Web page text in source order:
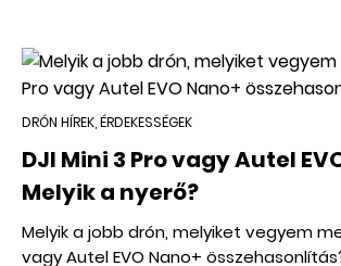
DRÓN HÍREK, ÉRDEKESSÉGEK
DJI Mini 3 Pro vagy Autel
Melyik a nyerő?
Melyik a jobb drón, melyiket vegyem
vagy Autel EVO Nano+